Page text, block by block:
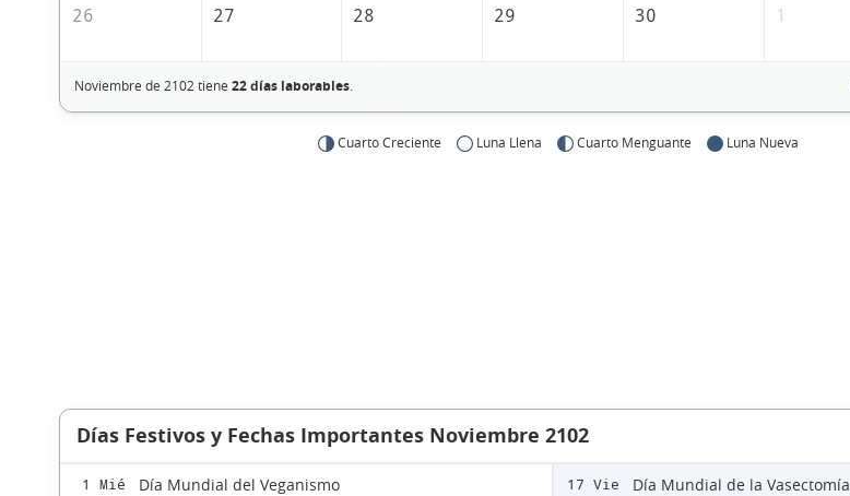
26 27 28 29 30 1
Noviembre de 2102 tiene 22 días laborables.
Cuarto Creciente Luna Llena Cuarto Menguante Luna Nueva
Días Festivos y Fechas Importantes Noviembre 2102
1 Mié Día Mundial del Veganismo 17 Vie Día Mundial de la Vasectomía